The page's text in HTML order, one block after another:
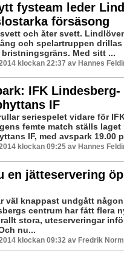
fysteam leder
försäsong
och åter svett.
och spelartruppen drillas
Med sitt ...
klockan 22:37 av Hannes
IFK Lindesberg-
IF
seriespelet vidare för
femte match ställs laget
IF, med avspark 19.00
klockan 09:25 av Hannes
en jätteservering
väl knappast undgått
centrum har fått flera
stora, uteserveringar
nu...
klockan 09:32 av Fredrik